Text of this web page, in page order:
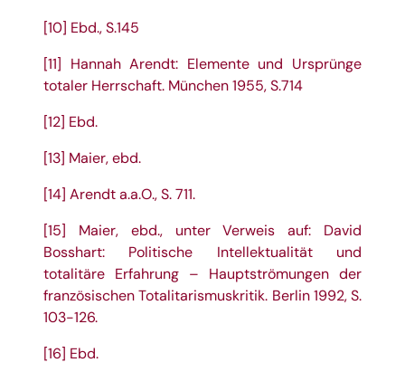
[10] Ebd., S.145
[11]
Hannah Arendt: Elemente und Ursprünge
totaler Herrschaft. München 1955, S.714
[12] Ebd.
[13] Maier, ebd.
[14] Arendt a.a.O., S. 711.
[15]
Maier, ebd., unter Verweis auf: David
Bosshart: Politische Intellektualität und
totalitäre Erfahrung – Hauptströmungen der
französischen Totalitarismuskritik. Berlin 1992, S.
103-126.
[16] Ebd.